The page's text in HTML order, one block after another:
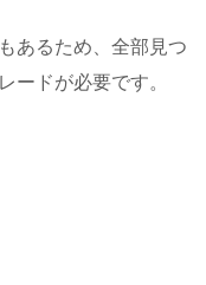
あるため、全部見つ
ードが必要です。